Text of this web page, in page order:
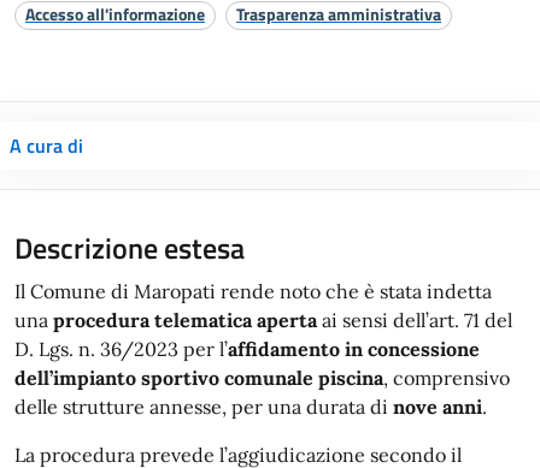
Accesso all'informazione Trasparenza amministrativa
A cura di
Descrizione estesa
Il Comune di Maropati rende noto che è stata indetta
una procedura telematica aperta ai sensi dell’art. 71 del
D. Lgs. n. 36/2023 per l’affidamento in concessione
dell’impianto sportivo comunale piscina, comprensivo
delle strutture annesse, per una durata di nove anni.
La procedura prevede l’aggiudicazione secondo il